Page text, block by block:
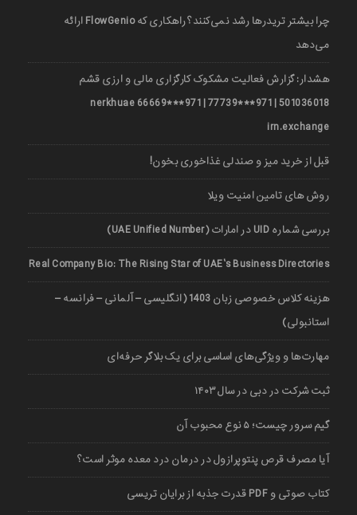
چرا بیشتر تریدرها رشد نمی‌کنند؟ راهکاری که FlowGenio ارائه
می‌دهد
هشدار: گزارش فعالیت مشکوک کارگزاری مالی و ارزی قشم
501036018 | 971***77739 | 971***66669 nerkhuae
irn.exchange
قبل از خرید میز و صندلی غذاخوری بخون!
روش های تامین امنیت ویلا
بررسی شماره UID در امارات (UAE Unified Number)
Real Company Bio: The Rising Star of UAE’s Business Directories
هزینه کلاس خصوصی زبان 1403 (انگلیسی – آلمانی – فرانسه –
استانبولی)
مهارت‌ها و ویژگی‌های اساسی برای یک بلاگر حرفه‌ای
ثبت شرکت در دبی در سال ۱۴۰۳
گیم سرور چیست؛ ۵ نوع محبوب آن
آیا مصرف قرص پنتوپرازول در درمان درد معده موثر است؟
کتاب صوتی و PDF قدرت جذبه از برایان تریسی